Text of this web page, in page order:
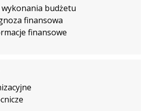
budżetu
finansowa
finansowe